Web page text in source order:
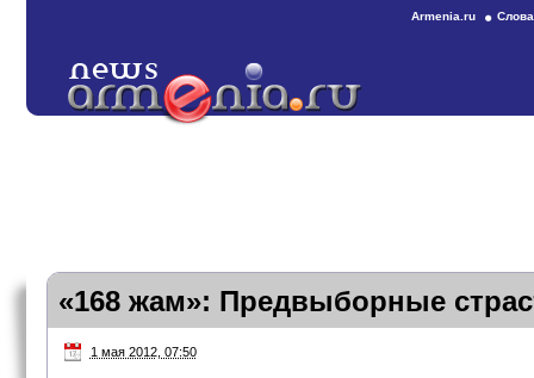
Armenia.ru
«168 жам»: Предвыборные
1 мая 2012, 07:50